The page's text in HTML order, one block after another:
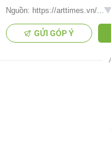
Nguồn: https://arttimes.vn/...
GỬI GÓP Ý